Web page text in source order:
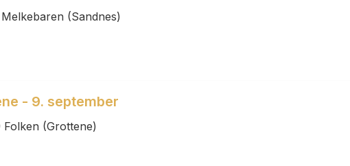
(Sandnes)
- 9. september
(Grottene)